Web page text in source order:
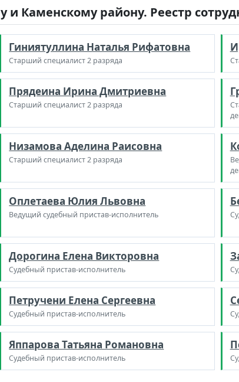
Каменскому району. Реестр
Гиниятуллина Наталья Рифатовна
Старший специалист 2 разряда
Прядеина Ирина Дмитриевна
Старший специалист 2 разряда
Низамова Аделина Раисовна
Старший специалист 2 разряда
Оплетаева Юлия Львовна
Ведущий судебный пристав-исполнитель
Дорогина Елена Викторовна
Судебный пристав-исполнитель
Петручени Елена Сергеевна
Судебный пристав-исполнитель
Яппарова Татьяна Романовна
Судебный пристав-исполнитель